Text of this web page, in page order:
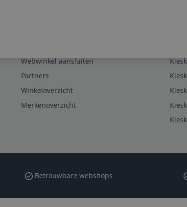
Webwinkel aansluiten
Partners
Winkeloverzicht
Merkenoverzicht
Betrouwbare webshops